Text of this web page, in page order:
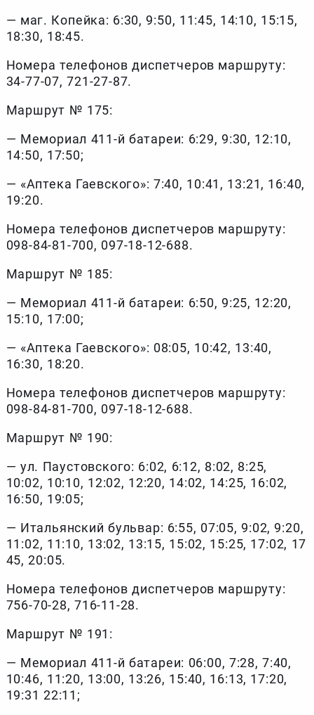
— маг. Копейка: 6:30, 9:50, 11:45, 14:10, 15:15,
18:30, 18:45.
Номера телефонов диспетчеров маршруту:
34-77-07, 721-27-87.
Маршрут № 175:
— Мемориал 411-й батареи: 6:29, 9:30, 12:10,
14:50, 17:50;
— «Аптека Гаевского»: 7:40, 10:41, 13:21, 16:40,
19:20.
Номера телефонов диспетчеров маршруту:
098-84-81-700, 097-18-12-688.
Маршрут № 185:
— Мемориал 411-й батареи: 6:50, 9:25, 12:20,
15:10, 17:00;
— «Аптека Гаевского»: 08:05, 10:42, 13:40,
16:30, 18:20.
Номера телефонов диспетчеров маршруту:
098-84-81-700, 097-18-12-688.
Маршрут № 190:
— ул. Паустовского: 6:02, 6:12, 8:02, 8:25,
10:02, 10:10, 12:02, 12:20, 14:02, 14:25, 16:02,
16:50, 19:05;
— Итальянский бульвар: 6:55, 07:05, 9:02, 9:20,
11:02, 11:10, 13:02, 13:15, 15:02, 15:25, 17:02, 17
45, 20:05.
Номера телефонов диспетчеров маршруту:
756-70-28, 716-11-28.
Маршрут № 191:
— Мемориал 411-й батареи: 06:00, 7:28, 7:40,
10:46, 11:20, 13:00, 13:26, 15:40, 16:13, 17:20,
19:31 22:11;